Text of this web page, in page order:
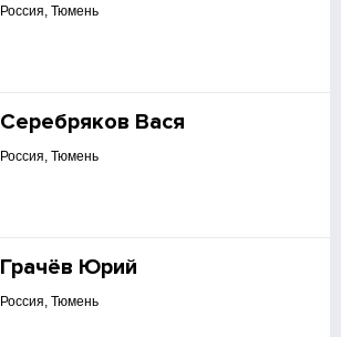
Россия, Тюмень
Серебряков Вася
Россия, Тюмень
Грачёв Юрий
Россия, Тюмень